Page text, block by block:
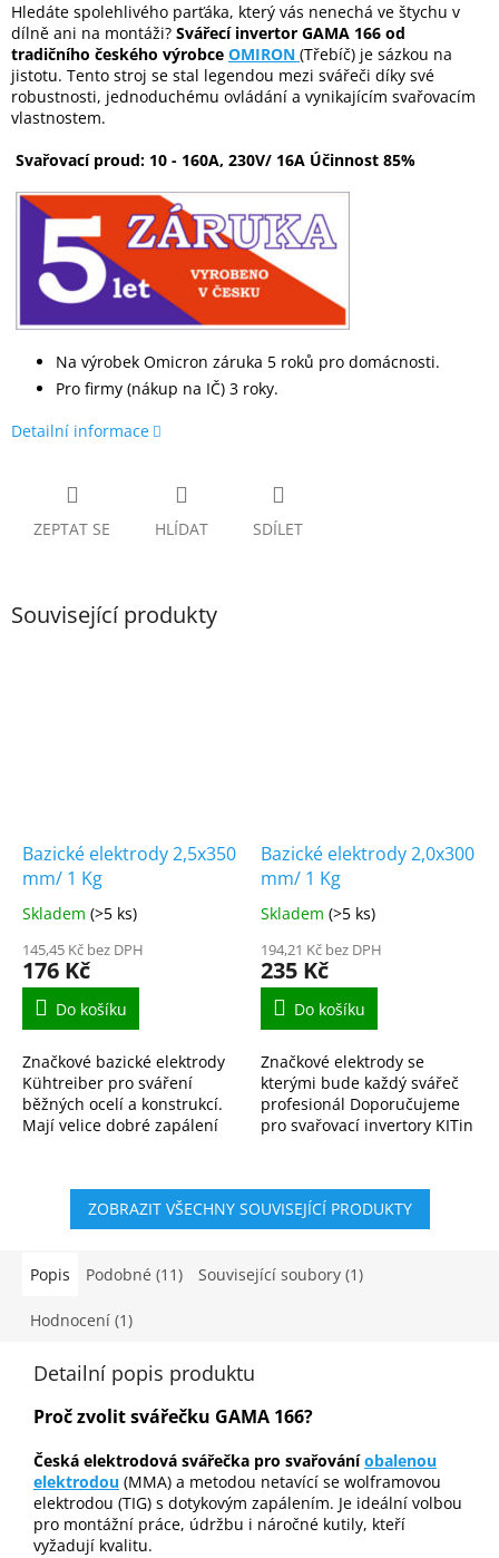
Hledáte spolehlivého parťáka, který vás nenechá ve štychu v
dílně ani na montáži? Svářecí invertor GAMA 166 od
tradičního českého výrobce OMIRON (Třebíč) je sázkou na
jistotu. Tento stroj se stal legendou mezi svářeči díky své
robustnosti, jednoduchému ovládání a vynikajícím svařovacím
vlastnostem.
Svařovací proud: 10 - 160A, 230V/ 16A Účinnost 85%
Na výrobek Omicron záruka 5 roků pro domácnosti.
Pro firmy (nákup na IČ) 3 roky.
Detailní informace
ZEPTAT SE HLÍDAT SDÍLET
Související produkty
Bazické elektrody 2,5x350
mm/ 1 Kg
Skladem (>5 ks)
145,45 Kč bez DPH
176 Kč
Do košíku
Značkové bazické elektrody
Kühtreiber pro sváření
běžných ocelí a konstrukcí.
Mají velice dobré zapálení
profesionály i začínající...
Bazické elektrody 2,0x300
mm/ 1 Kg
Skladem (>5 ks)
194,21 Kč bez DPH
235 Kč
Do košíku
Značkové elektrody se
kterými bude každý svářeč
profesionál Doporučujeme
pro svařovací invertory KITin
ZOBRAZIT VŠECHNY SOUVISEJÍCÍ PRODUKTY
Popis Podobné (11) Související soubory (1)
Hodnocení (1)
Detailní popis produktu
Proč zvolit svářečku GAMA 166?
Česká elektrodová svářečka pro svařováníobalenou
elektrodou (MMA) a metodou netavící se wolframovou
elektrodou (TIG) s dotykovým zapálením. Je ideální volbou
pro montážní práce, údržbu i náročné kutily, kteří
vyžadují kvalitu.